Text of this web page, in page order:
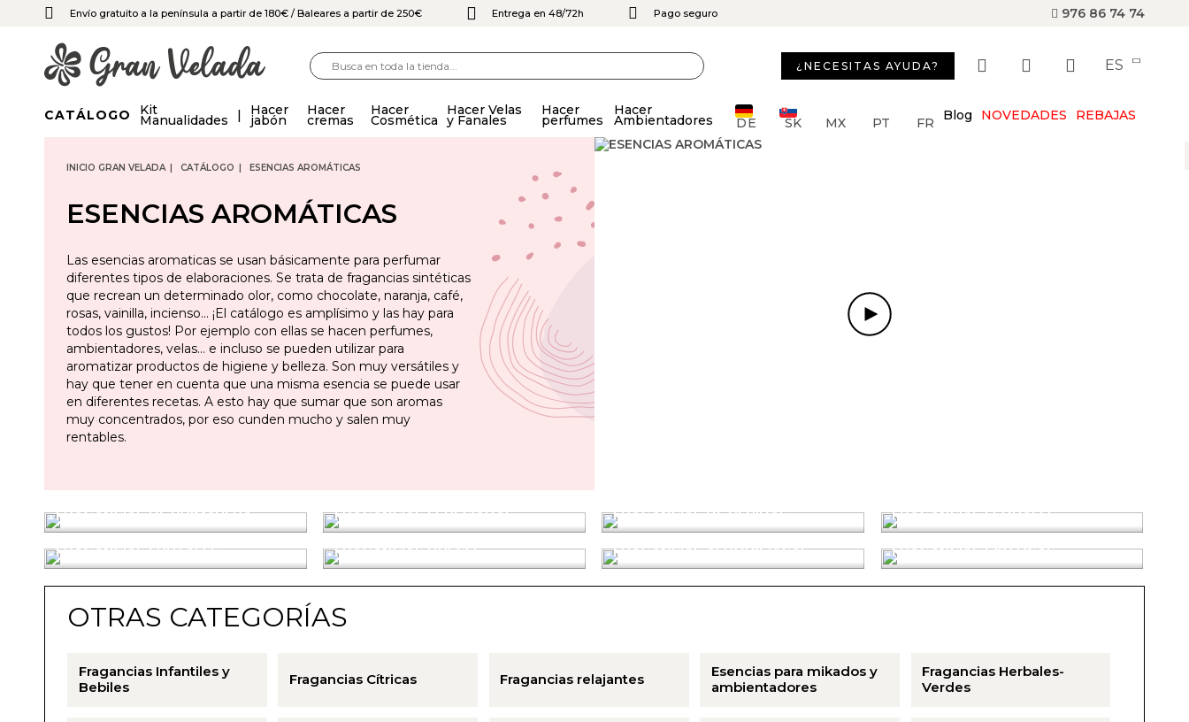
Envío gratuito a la península a partir de 180€ / Baleares a partir de 250€ Entrega en 48/72h Pago seguro 976 86 74 74
¿NECESITAS AYUDA? ES
CATÁLOGO Kit
Manualidades
Hacer
jabón
Hacer
cremas
Hacer
Cosmética
Hacer Velas
y Fanales
Hacer
perfumes
Hacer
Ambientadores DE SK MX PT FR Blog NOVEDADES REBAJAS
INICIO GRAN VELADA CATÁLOGO ESENCIAS AROMÁTICAS
ESENCIAS AROMÁTICAS
Las esencias aromaticas se usan básicamente para perfumar
diferentes tipos de elaboraciones. Se trata de fragancias sintéticas
que recrean un determinado olor, como chocolate, naranja, café,
rosas, vainilla, incienso… ¡El catálogo es amplísimo y las hay para
todos los gustos! Por ejemplo con ellas se hacen perfumes,
ambientadores, velas… e incluso se pueden utilizar para
aromatizar productos de higiene y belleza. Son muy versátiles y
hay que tener en cuenta que una misma esencia se puede usar
en diferentes recetas. A esto hay que sumar que son aromas
muy concentrados, por eso cunden mucho y salen muy
rentables.
FRAGANCIAS DE PRIMAVERA FRAGANCIAS ESPECIADAS FRAGANCIAS DE BEBIDAS FRAGANCIAS FLORALES
FRAGANCIAS FRUTALES FRAGANCIAS DULCES FRAGANCIAS AFRODISÍACAS FRAGANCIAS EXÓTICAS
OTRAS CATEGORÍAS
Fragancias Infantiles y
Bebiles
Fragancias Cítricas Fragancias relajantes
Esencias para mikados y
ambientadores
Fragancias Herbales-
Verdes